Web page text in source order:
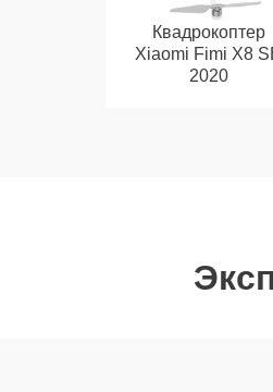
Квадрокоптер
Xiaomi Fimi X8
2020